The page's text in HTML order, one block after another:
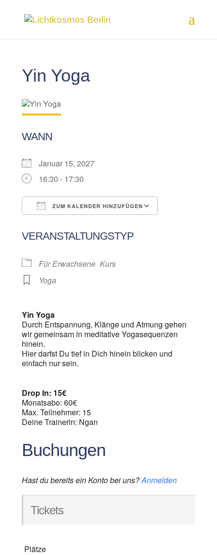
Yin Yoga
WANN
Januar 15, 2027
16:30 - 17:30
ZUM KALENDER HINZUFÜGEN
VERANSTALTUNGSTYP
Für Erwachsene Kurs
Yoga
Yin Yoga
Durch Entspannung, Klänge und Atmung gehen
wir gemeinsam in meditative Yogasequenzen
hinein.
Hier darfst Du tief in Dich hinein blicken und
einfach nur sein.
Drop In: 15€
Monatsabo: 60€
Max. Teilnehmer: 15
Deine Trainerin: Ngan
Buchungen
Hast du bereits ein Konto bei uns?Anmelden
Tickets
Plätze